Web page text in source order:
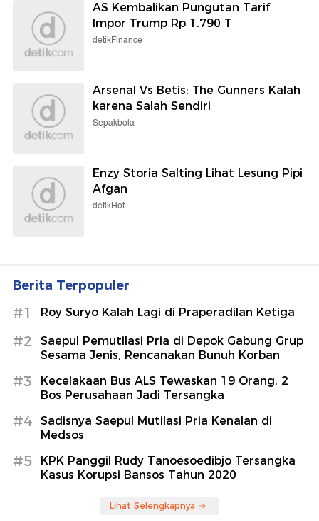
AS Kembalikan Pungutan Tarif
Impor Trump Rp 1.790 T
detikFinance
Arsenal Vs Betis: The Gunners Kalah
karena Salah Sendiri
Sepakbola
Enzy Storia Salting Lihat Lesung Pipi
Afgan
detikHot
Berita Terpopuler
#1 Roy Suryo Kalah Lagi di Praperadilan Ketiga
#2
Saepul Pemutilasi Pria di Depok Gabung Grup
Sesama Jenis, Rencanakan Bunuh Korban
#3
Kecelakaan Bus ALS Tewaskan 19 Orang, 2
Bos Perusahaan Jadi Tersangka
#4
Sadisnya Saepul Mutilasi Pria Kenalan di
Medsos
#5
KPK Panggil Rudy Tanoesoedibjo Tersangka
Kasus Korupsi Bansos Tahun 2020
Lihat Selengkapnya